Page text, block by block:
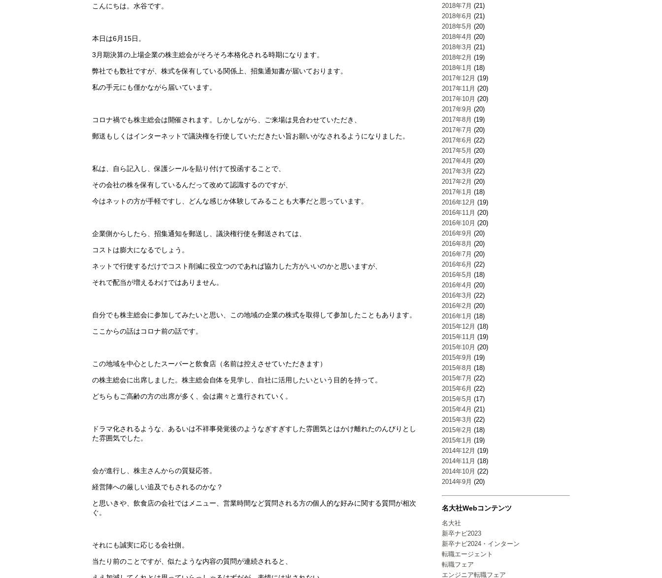
2018年7月 (21)
2018年6月 (21)
2018年5月 (20)
2018年4月 (20)
2018年3月 (21)
2018年2月 (19)
2018年1月 (18)
2017年12月 (19)
2017年11月 (20)
2017年10月 (20)
2017年9月 (20)
2017年8月 (19)
2017年7月 (20)
2017年6月 (22)
2017年5月 (20)
2017年4月 (20)
2017年3月 (22)
2017年2月 (20)
2017年1月 (18)
2016年12月 (19)
2016年11月 (20)
2016年10月 (20)
2016年9月 (20)
2016年8月 (20)
2016年7月 (20)
2016年6月 (22)
2016年5月 (18)
2016年4月 (20)
2016年3月 (22)
2016年2月 (20)
2016年1月 (18)
2015年12月 (18)
2015年11月 (19)
2015年10月 (20)
2015年9月 (19)
2015年8月 (18)
2015年7月 (22)
2015年6月 (22)
2015年5月 (17)
2015年4月 (21)
2015年3月 (22)
2015年2月 (18)
2015年1月 (19)
2014年12月 (19)
2014年11月 (18)
2014年10月 (22)
2014年9月 (20)
名大社Webコンテンツ
名大社
新卒ナビ2023
新卒ナビ2024・インターン
転職エージェント
転職フェア
エンジニア転職フェア
こんにちは。水谷です。
本日は6月15日。
3月期決算の上場企業の株主総会がそろそろ本格化される時期になります。
弊社でも数社ですが、株式を保有している関係上、招集通知書が届いております。
私の手元にも僅かながら届いています。
コロナ禍でも株主総会は開催されます。しかしながら、ご来場は見合わせていただき、
郵送もしくはインターネットで議決権を行使していただきたい旨お願いがなされるようになりました。
私は、自ら記入し、保護シールを貼り付けて投函することで、
その会社の株を保有しているんだって改めて認識するのですが、
今はネットの方が手軽ですし、どんな感じか体験してみることも大事だと思っています。
企業側からしたら、招集通知を郵送し、議決権行使を郵送されては、
コストは膨大になるでしょう。
ネットで行使するだけでコスト削減に役立つのであれば協力した方がいいのかと思いますが、
それで配当が増えるわけではありません。
自分でも株主総会に参加してみたいと思い、この地域の企業の株式を取得して参加したこともあります。
ここからの話はコロナ前の話です。
この地域を中心としたスーパーと飲食店（名前は控えさせていただきます）
の株主総会に出席しました。株主総会自体を見学し、自社に活用したいという目的を持って。
どちらもご高齢の方の出席が多く、会は粛々と進行されていく。
ドラマ化されるような、あるいは不祥事発覚後のようなぎすぎすした雰囲気とはかけ離れたのんびりとし
た雰囲気でした。
会が進行し、株主さんからの質疑応答。
経営陣への厳しい追及でもされるのかな？
と思いきや、飲食店の会社ではメニュー、営業時間など質問される方の個人的な好みに関する質問が相次
ぐ。
それにも誠実に応じる会社側。
当たり前のことですが、似たような内容の質問が連続されると、